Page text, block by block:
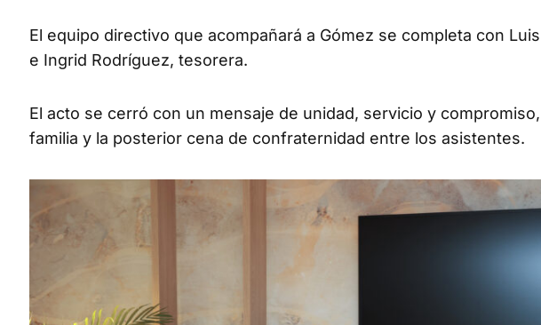
El equipo directivo que acompañará a Gómez se completa con
e Ingrid Rodríguez, tesorera.
El acto se cerró con un mensaje de unidad, servicio y
familia y la posterior cena de confraternidad entre los asistentes.